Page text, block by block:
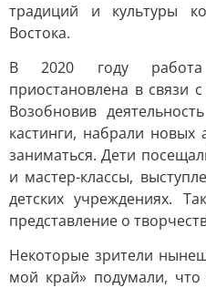
традиций и культуры
Востока.
В 2020 году
приостановлена в связи
Возобновив
кастинги, набрали
заниматься. Дети
и мастер-классы,
детских учреждениях.
представление о
Некоторые зрители
мой край» подумали,